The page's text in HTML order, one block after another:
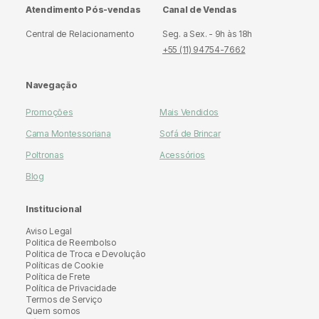
Atendimento Pós-vendas
Central de Relacionamento
Canal de Vendas
Seg. a Sex. - 9h às 18h
+55 (11) 94754-7662
Navegação
Promoções
Mais Vendidos
Cama Montessoriana
Sofá de Brincar
Poltronas
Acessórios
Blog
Institucional
Aviso Legal
Politica de Reembolso
Politica de Troca e Devolução
Políticas de Cookie
Política de Frete
Política de Privacidade
Termos de Serviço
Quem somos